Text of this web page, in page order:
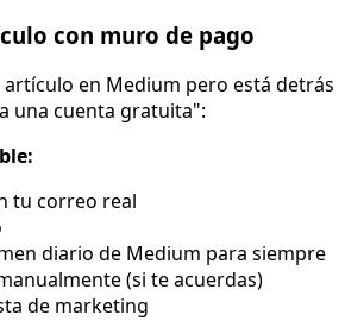
con muro de pago
en Medium pero está detrás
una cuenta gratuita":
tu correo real
diario de Medium para siempre
(si te acuerdas)
de marketing